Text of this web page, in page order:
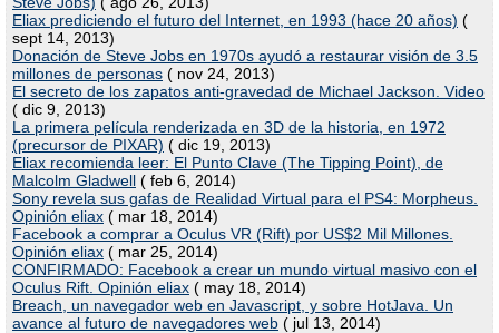
Eliax prediciendo el futuro del Internet, en 1993 (hace 20 años) (
sept 14, 2013)
Donación de Steve Jobs en 1970s ayudó a restaurar visión de 3.5
millones de personas ( nov 24, 2013)
El secreto de los zapatos anti-gravedad de Michael Jackson. Video
( dic 9, 2013)
La primera película renderizada en 3D de la historia, en 1972
(precursor de PIXAR) ( dic 19, 2013)
Eliax recomienda leer: El Punto Clave (The Tipping Point), de
Malcolm Gladwell ( feb 6, 2014)
Sony revela sus gafas de Realidad Virtual para el PS4: Morpheus.
Opinión eliax ( mar 18, 2014)
Facebook a comprar a Oculus VR (Rift) por US$2 Mil Millones.
Opinión eliax ( mar 25, 2014)
CONFIRMADO: Facebook a crear un mundo virtual masivo con el
Oculus Rift. Opinión eliax ( may 18, 2014)
Breach, un navegador web en Javascript, y sobre HotJava. Un
avance al futuro de navegadores web ( jul 13, 2014)